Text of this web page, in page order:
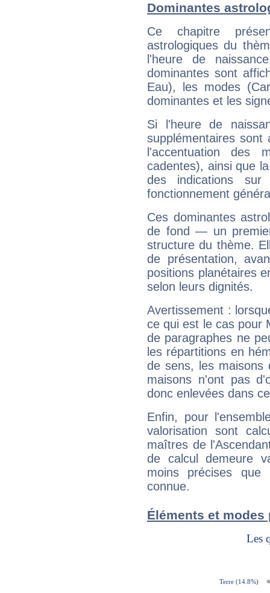
Dominantes
Ce chapitre
astrologiques du
l'heure de
dominantes sont
Eau), les modes
dominantes et les
Si l'heure de
supplémentaires sont
l'accentuation des
cadentes), ainsi que
des indications sur
fonctionnement
Ces dominantes
de fond — un
structure du thème.
de présentation,
positions planétaires
selon leurs dignités.
Avertissement :
ce qui est le cas pour
de paragraphes ne
les répartitions en
de sens, les maisons
maisons n'ont pas
donc enlevées dans
Enfin, pour
valorisation sont
maîtres de
de calcul demeure
moins précises que
connue.
Éléments et